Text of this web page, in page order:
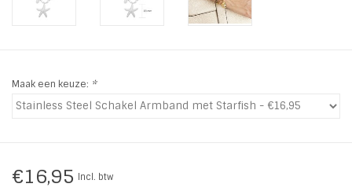
SALE
Maak een keuze: *
€16,95 Incl. btw